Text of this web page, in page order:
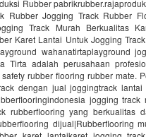
Rubber
Rubber Jogging Track Rubber
Track Murah Berkualitas
Karet Lantai Untuk Jogging
wahanatirtaplayground
Tirta adalah perusahaan
rubber flooring rubber mate.
dengan jual joggingtrack
jogging track
rubberflooring yang berkualitas
dijual|Rubberflooring